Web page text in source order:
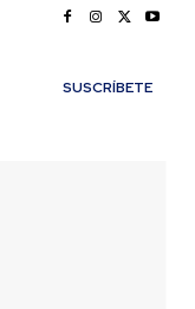
SUSCRÍBETE